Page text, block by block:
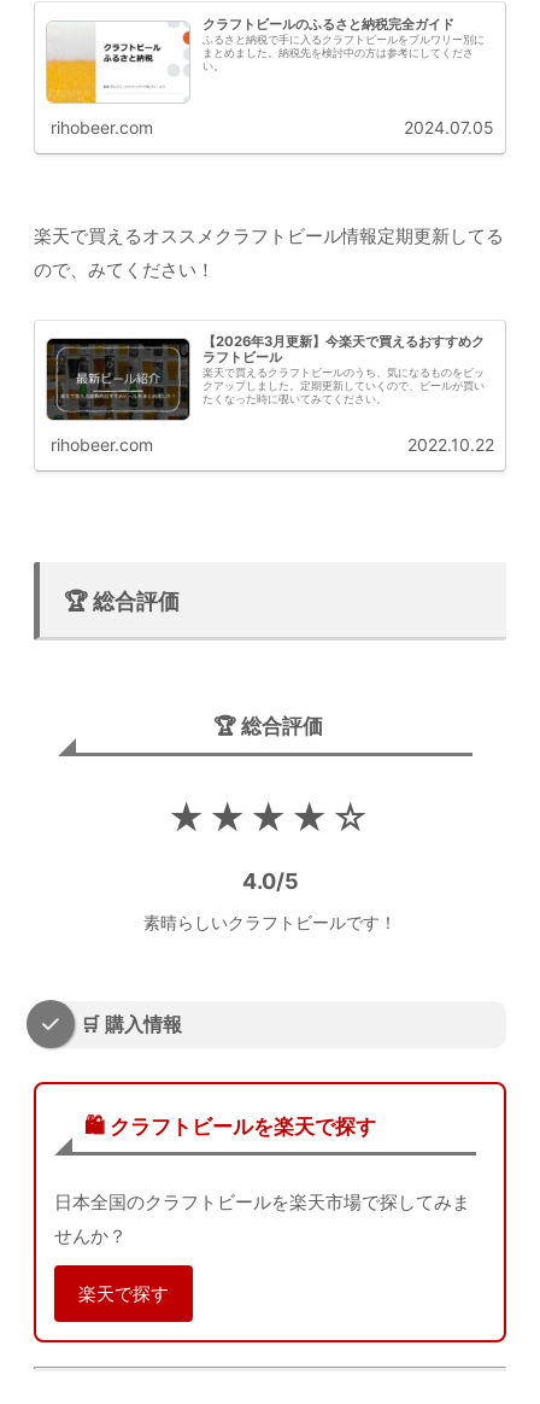
クラフトビールのふるさと納税完全ガイド
ふるさと納税で手に入るクラフトビールをブルワリー別に
まとめました。納税先を検討中の方は参考にしてくださ
い。
rihobeer.com 2024.07.05
楽天で買えるオススメクラフトビール情報定期更新してる
ので、みてください！
【2026年3月更新】今楽天で買えるおすすめク
ラフトビール
楽天で買えるクラフトビールのうち、気になるものをピッ
クアップしました。定期更新していくので、ビールが買い
たくなった時に覗いてみてください。
rihobeer.com 2022.10.22
🏆 総合評価
🏆 総合評価
★★★★☆
4.0/5
素晴らしいクラフトビールです！
🛒 購入情報
🛍️ クラフトビールを楽天で探す
日本全国のクラフトビールを楽天市場で探してみま
せんか？
楽天で探す